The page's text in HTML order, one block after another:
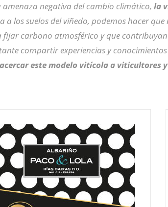
amenaza negativa del cambio climático, la
a los suelos del viñedo, podemos hacer
fijar carbono atmosférico y que
compartir experiencias y
acercar este modelo vitícola a viticultores